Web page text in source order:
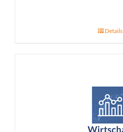
Details